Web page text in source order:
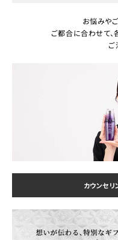
お悩みや
ご都合に合わせて、
ご
カウンセ